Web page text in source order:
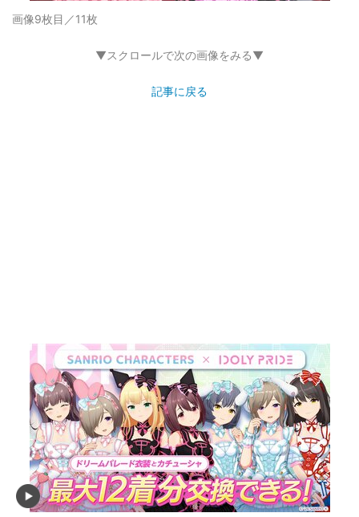
画像9枚目／11枚
▼スクロールで次の画像をみる▼
記事に戻る